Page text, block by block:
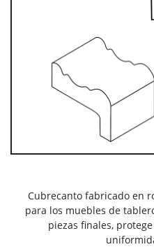
Cubrecanto fabricado en
para los muebles de
piezas finales,